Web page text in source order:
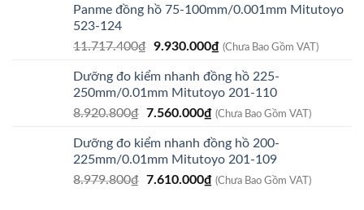
Panme đồng hồ 75-100mm/0.001mm Mitutoyo
523-124
11.717.400₫ Giá
là:
11.717.400₫.
9.930.000₫Giá
tại
là:
9.930.000₫.
(Chưa Bao Gồm VAT)
Dưỡng đo kiểm nhanh đồng hồ 225-
250mm/0.01mm Mitutoyo 201-110
8.920.800₫ Giá
là:
8.920.800₫.
7.560.000₫Giá
tại
là:
7.560.000₫.
(Chưa Bao Gồm VAT)
Dưỡng đo kiểm nhanh đồng hồ 200-
225mm/0.01mm Mitutoyo 201-109
8.979.800₫ Giá
7.610.000₫Giá
(Chưa Bao Gồm VAT)